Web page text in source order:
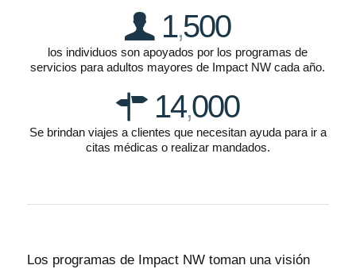
1,500
los individuos son apoyados por los programas de
servicios para adultos mayores de Impact NW cada año.
14,000
Se brindan viajes a clientes que necesitan ayuda para ir a
citas médicas o realizar mandados.
Los programas de Impact NW toman una visión